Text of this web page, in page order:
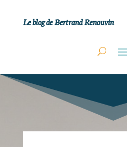
Le blog de Bertrand Renouvin